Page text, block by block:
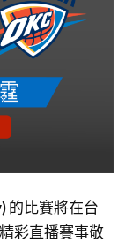
的比賽將在台
精彩直播賽事敬